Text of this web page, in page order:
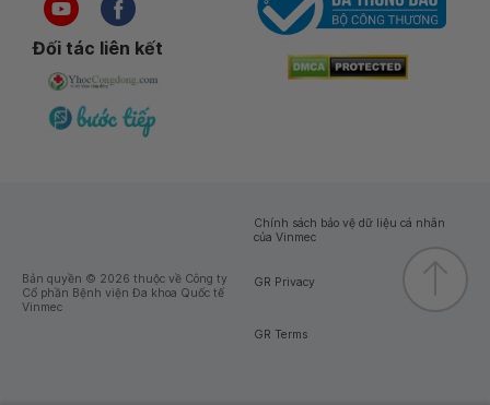
Đối tác liên kết
Bản quyền © 2026 thuộc về Công ty
Cổ phần Bệnh viện Đa khoa Quốc tế
Vinmec
Chính sách bảo vệ dữ liệu cá nhân
của Vinmec
GR Privacy
GR Terms